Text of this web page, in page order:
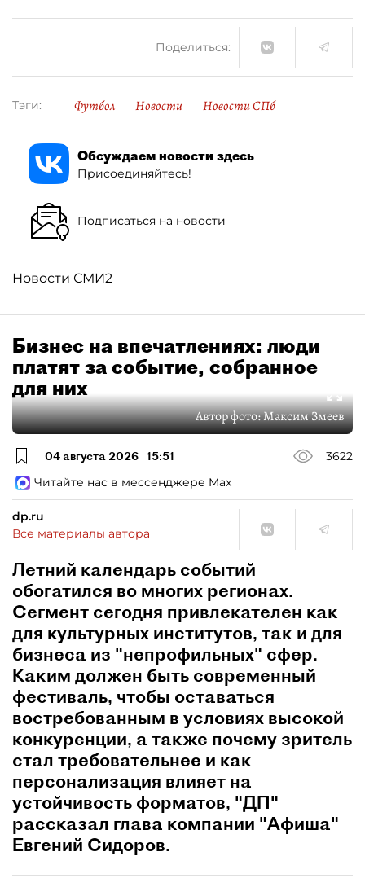
Поделиться:
Тэги: Футбол Новости Новости СПб
Обсуждаем новости здесь
Присоединяйтесь!
Подписаться на новости
Новости СМИ2
Бизнес на впечатлениях: люди
платят за событие, собранное
для них
Автор фото:Максим Змеев
04 августа 2026 15:51
3622
Читайте нас в мессенджере Max
dp.ru
Все материалы автора
Летний календарь событий
обогатился во многих регионах.
Сегмент сегодня привлекателен как
для культурных институтов, так и для
бизнеса из "непрофильных" сфер.
Каким должен быть современный
фестиваль, чтобы оставаться
востребованным в условиях высокой
конкуренции, а также почему зритель
стал требовательнее и как
персонализация влияет на
устойчивость форматов, "ДП"
рассказал глава компании "Афиша"
Евгений Сидоров.